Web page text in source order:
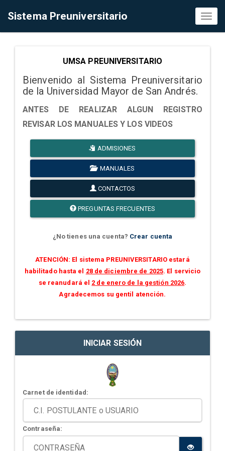
Sistema Preuniversitario
UMSA PREUNIVERSITARIO
Bienvenido al Sistema Preuniversitario
de la Universidad Mayor de San Andrés.
ANTES DE REALIZAR ALGUN REGISTRO
REVISAR LOS MANUALES Y LOS VIDEOS
ADMISIONES
MANUALES
CONTACTOS
PREGUNTAS FRECUENTES
¿No tienes una cuenta? Crear cuenta
ATENCIÓN: El sistema PREUNIVERSITARIO estará
habilitado hasta el 28 de diciembre de 2025. El servicio
se reanudará el 2 de enero de la gestión 2026.
Agradecemos su gentil atención.
INICIAR SESIÓN
Carnet de identidad:
Contraseña: